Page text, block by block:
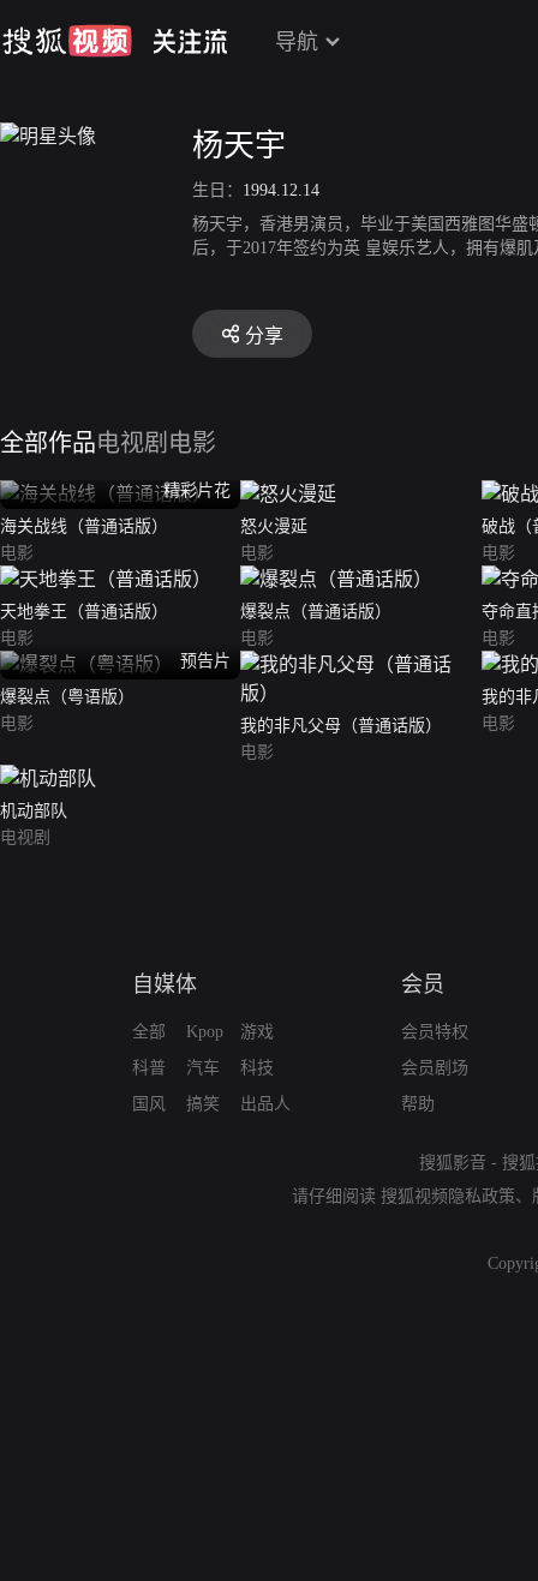
导航
杨天宇
生日： 1994.12.14
杨天宇，香港男演员，毕业于美国西雅图华
后，于2017年签约为英 皇娱乐艺人，拥有爆
分享
全部作品电视剧 电影
精彩片花
海关战线（普通话版）
电影
怒火漫延
电影
破战（
电影
天地拳王（普通话版）
电影
爆裂点（普通话版）
电影
夺命直
电影
预告片
爆裂点（粤语版）
电影
我的非凡父母（普通话版）
电影
我的非
电影
机动部队
电视剧
自媒体
全部
科普
国风
Kpop
汽车
搞笑
游戏
科技
出品人
会员
会员特权
会员剧场
帮助
搜狐影音 - 搜
请仔细阅读 搜狐视频隐私政策、